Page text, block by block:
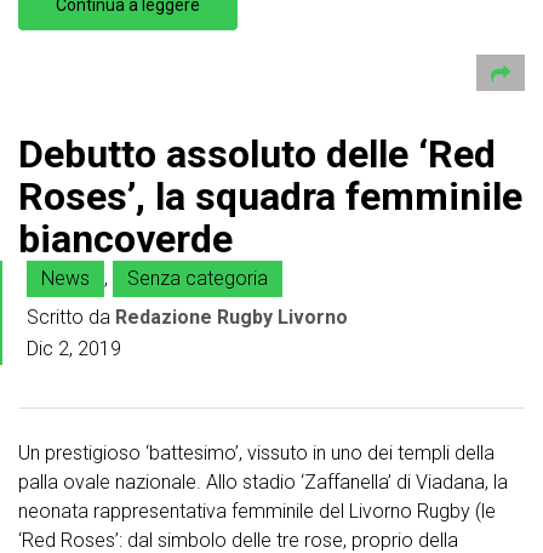
Continua a leggere
Debutto assoluto delle ‘Red
Roses’, la squadra femminile
biancoverde
News ,
Senza categoria
Scritto da Redazione Rugby Livorno
Dic 2, 2019
Un prestigioso ‘battesimo’, vissuto in uno dei templi della
palla ovale nazionale. Allo stadio ‘Zaffanella’ di Viadana, la
neonata rappresentativa femminile del Livorno Rugby (le
‘Red Roses’: dal simbolo delle tre rose, proprio della